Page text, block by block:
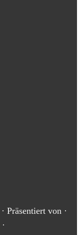
· Präsentiert von ·
·